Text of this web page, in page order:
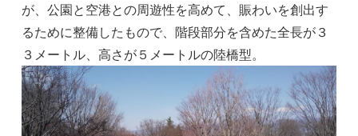
が、公園と空港との周遊性を高めて、賑わいを創出す
るために整備したもので、階段部分を含めた全長が３
３メートル、高さが５メートルの陸橋型。